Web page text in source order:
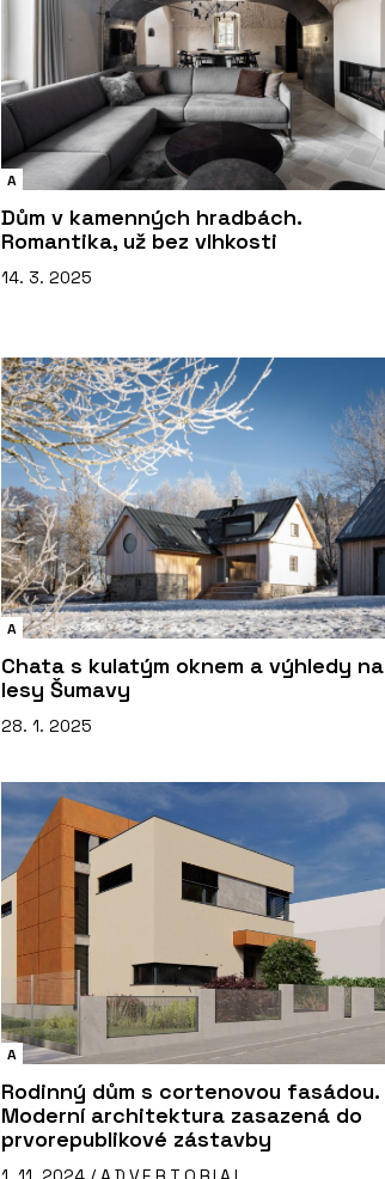
A
Dům v kamenných hradbách.
Romantika, už bez vlhkosti
14. 3. 2025
A
Chata s kulatým oknem a výhledy na
lesy Šumavy
28. 1. 2025
A
Rodinný dům s cortenovou fasádou.
Moderní architektura zasazená do
prvorepublikové zástavby